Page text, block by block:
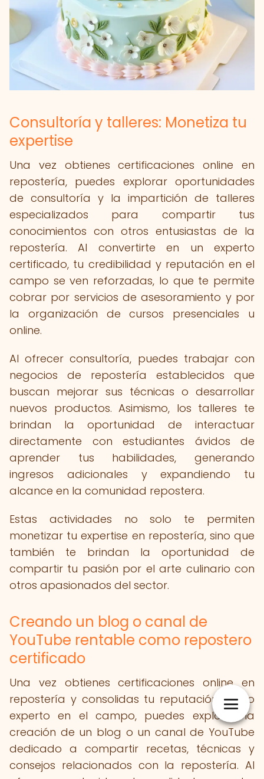
Consultoría y talleres: Monetiza tu
expertise
Una vez obtienes certificaciones online en
repostería, puedes explorar oportunidades
de consultoría y la impartición de talleres
especializados para compartir tus
conocimientos con otros entusiastas de la
repostería. Al convertirte en un experto
certificado, tu credibilidad y reputación en el
campo se ven reforzadas, lo que te permite
cobrar por servicios de asesoramiento y por
la organización de cursos presenciales u
online.
Al ofrecer consultoría, puedes trabajar con
negocios de repostería establecidos que
buscan mejorar sus técnicas o desarrollar
nuevos productos. Asimismo, los talleres te
brindan la oportunidad de interactuar
directamente con estudiantes ávidos de
aprender tus habilidades, generando
ingresos adicionales y expandiendo tu
alcance en la comunidad repostera.
Estas actividades no solo te permiten
monetizar tu expertise en repostería, sino que
también te brindan la oportunidad de
compartir tu pasión por el arte culinario con
otros apasionados del sector.
Creando un blog o canal de
YouTube rentable como repostero
certificado
Una vez obtienes certificaciones online en
repostería y consolidas tu reputación como
experto en el campo, puedes explorar la
creación de un blog o un canal de YouTube
dedicado a compartir recetas, técnicas y
consejos relacionados con la repostería. Al